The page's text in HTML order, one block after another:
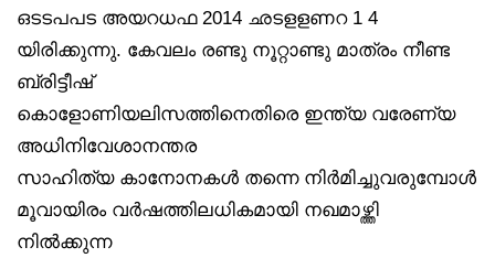
ഒടടപപട അയറധഫ 2014 ഛടളളണറ 1 4
യിരിക്കുന്നു. കേവലം രണ്ടു നൂറ്റാണ്ടു മാത്രം നീണ്ട
ബ്രിട്ടീഷ്
കൊളോണിയലിസത്തിനെതിരെ ഇന്ത്യ വരേണ്യ
അധിനിവേശാനന്തര
സാഹിത്യ കാനോനകൾ തന്നെ നിർമിച്ചുവരുമ്പോൾ
മൂവായിരം വർഷത്തിലധികമായി നഖമാഴ്ത്തി
നിൽക്കുന്ന